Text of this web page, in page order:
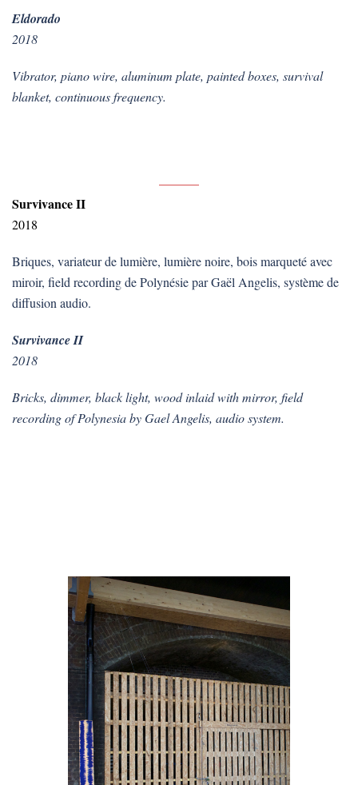
Eldorado
2018
Vibrator, piano wire, aluminum plate, painted boxes, survival
blanket, continuous frequency.
Survivance II
2018
Briques, variateur de lumière, lumière noire, bois marqueté avec
miroir, field recording de Polynésie par Gaël Angelis, système de
diffusion audio.
Survivance II
2018
Bricks, dimmer, black light, wood inlaid with mirror, field
recording of Polynesia by Gael Angelis, audio system.